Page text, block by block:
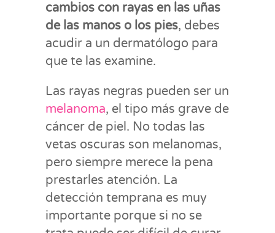
cambios con rayas en las uñas
de las manos o los pies, debes
acudir a un dermatólogo para
que te las examine.
Las rayas negras pueden ser un
melanoma, el tipo más grave de
cáncer de piel. No todas las
vetas oscuras son melanomas,
pero siempre merece la pena
prestarles atención. La
detección temprana es muy
importante porque si no se